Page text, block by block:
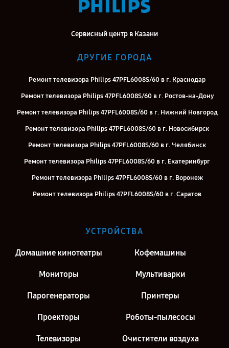
Сервисный центр в Казани
ДРУГИЕ ГОРОДА
Ремонт телевизора Philips 47PFL6008S/60 в г. Краснодар
Ремонт телевизора Philips 47PFL6008S/60 в г. Ростов-на-Дону
Ремонт телевизора Philips 47PFL6008S/60 в г. Нижний Новгород
Ремонт телевизора Philips 47PFL6008S/60 в г. Новосибирск
Ремонт телевизора Philips 47PFL6008S/60 в г. Челябинск
Ремонт телевизора Philips 47PFL6008S/60 в г. Екатеринбург
Ремонт телевизора Philips 47PFL6008S/60 в г. Воронеж
Ремонт телевизора Philips 47PFL6008S/60 в г. Саратов
Ремонт телевизора Philips 47PFL6008S/60 в г. Москва
УСТРОЙСТВА
Домашние кинотеатры Кофемашины
Мониторы Мультиварки
Парогенераторы Принтеры
Проекторы Роботы-пылесосы
Телевизоры Очистители воздуха